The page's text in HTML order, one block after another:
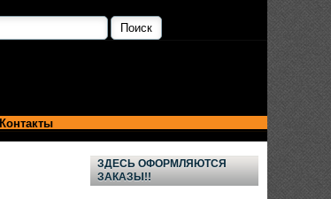
Контакты
ЗДЕСЬ ОФОРМЛЯЮТСЯ
ЗАКАЗЫ!!